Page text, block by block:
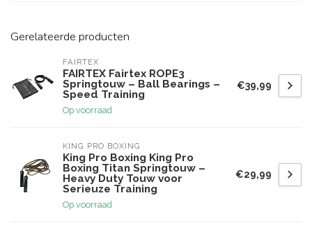
Gerelateerde producten
FAIRTEX
FAIRTEX Fairtex ROPE3
Springtouw – Ball Bearings –
Speed Training
Op voorraad
€39,99
KING PRO BOXING
King Pro Boxing King Pro
Boxing Titan Springtouw –
Heavy Duty Touw voor
Serieuze Training
Op voorraad
€29,99